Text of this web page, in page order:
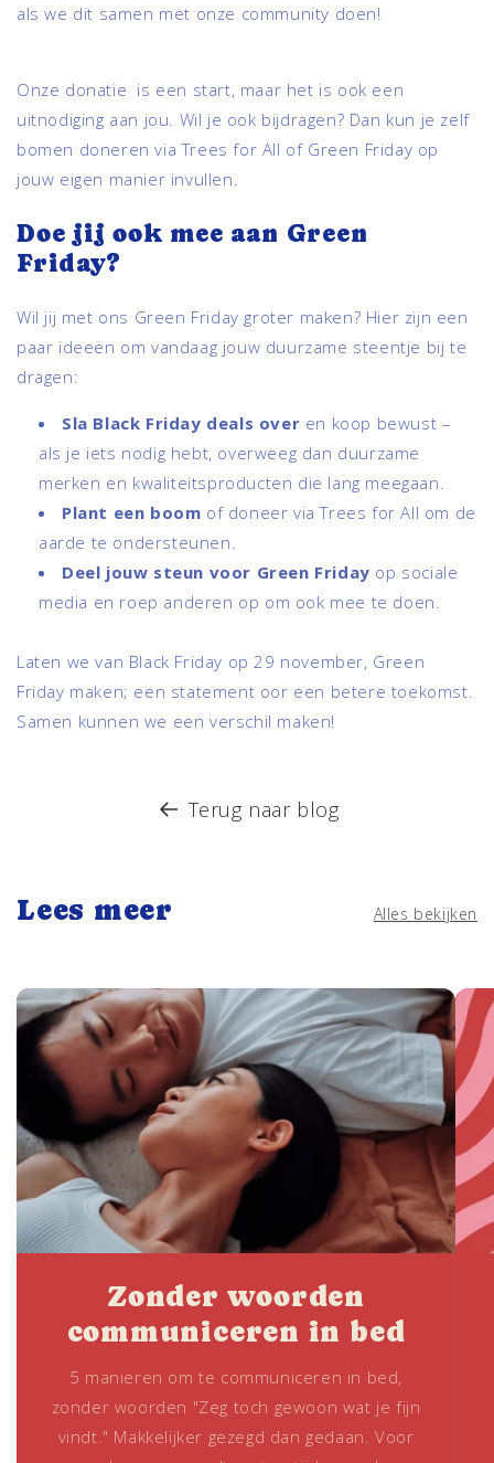
als we dit samen met onze community doen!
Onze donatie is een start, maar het is ook een
uitnodiging aan jou. Wil je ook bijdragen? Dan kun je zelf
bomen doneren via Trees for All of Green Friday op
jouw eigen manier invullen.
Doe jij ook mee aan Green
Friday?
Wil jij met ons Green Friday groter maken? Hier zijn een
paar ideeën om vandaag jouw duurzame steentje bij te
dragen:
Sla Black Friday deals over en koop bewust –
als je iets nodig hebt, overweeg dan duurzame
merken en kwaliteitsproducten die lang meegaan.
Plant een boom of doneer via Trees for All om de
aarde te ondersteunen.
Deel jouw steun voor Green Friday op sociale
media en roep anderen op om ook mee te doen.
Laten we van Black Friday op 29 november, Green
Friday maken; een statement oor een betere toekomst.
Samen kunnen we een verschil maken!
Terug naar blog
Lees meer Alles bekijken
Zonder woorden
communiceren in bed
5 manieren om te communiceren in bed,
zonder woorden "Zeg toch gewoon wat je fijn
vindt." Makkelijker gezegd dan gedaan. Voor